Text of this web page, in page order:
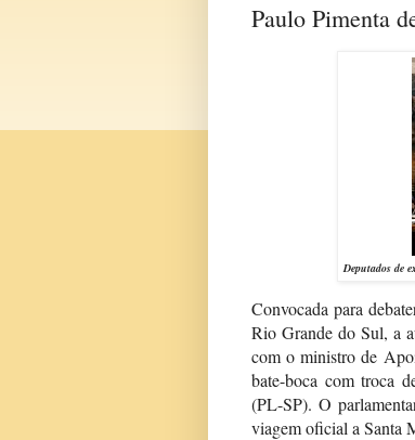
Paulo Pimenta
Deputados de
Convocada para
Rio Grande do Sul, a
com o ministro de
bate-boca com troca
(PL-SP). O
viagem oficial a Santa